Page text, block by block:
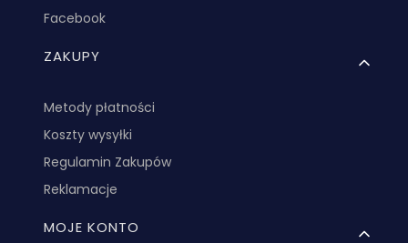
Facebook
ZAKUPY
Metody płatności
Koszty wysyłki
Regulamin Zakupów
Reklamacje
MOJE KONTO